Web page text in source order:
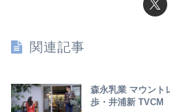
関連記事
森永乳業 マウント
歩・井浦新 TVCM